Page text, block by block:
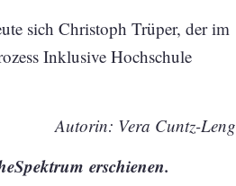
sich Christoph Trüper, der im
Inklusive Hochschule
Autorin: Vera Cuntz-Leng
erschienen.